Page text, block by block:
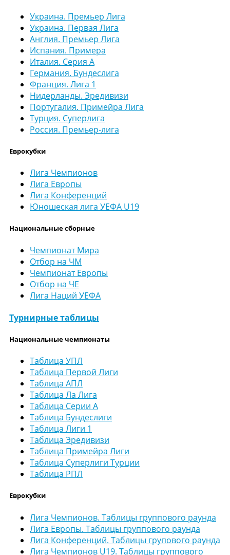
Украина. Премьер Лига
Украина. Первая Лига
Англия. Премьер Лига
Испания. Примера
Италия. Серия А
Германия. Бундеслига
Франция. Лига 1
Нидерланды. Эредивизи
Португалия. Примейра Лига
Турция. Суперлига
Россия. Премьер-лига
Еврокубки
Лига Чемпионов
Лига Европы
Лига Конференций
Юношеская лига УЕФА U19
Национальные сборные
Чемпионат Мира
Отбор на ЧМ
Чемпионат Европы
Отбор на ЧЕ
Лига Наций УЕФА
Турнирные таблицы
Национальные чемпионаты
Таблица УПЛ
Таблица Первой Лиги
Таблица АПЛ
Таблица Ла Лига
Таблица Серии А
Таблица Бундеслиги
Таблица Лиги 1
Таблица Эредивизи
Таблица Примейра Лиги
Таблица Суперлиги Турции
Таблица РПЛ
Еврокубки
Лига Чемпионов. Таблицы группового раунда
Лига Европы. Таблицы группового раунда
Лига Конференций. Таблицы групового раунда
Лига Чемпионов U19. Таблицы группового